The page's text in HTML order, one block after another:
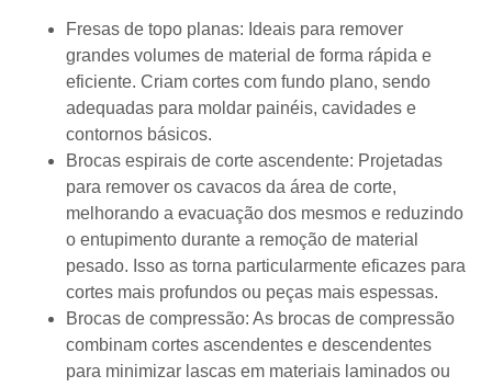
Fresas de topo planas: Ideais para remover
grandes volumes de material de forma rápida e
eficiente. Criam cortes com fundo plano, sendo
adequadas para moldar painéis, cavidades e
contornos básicos.
Brocas espirais de corte ascendente: Projetadas
para remover os cavacos da área de corte,
melhorando a evacuação dos mesmos e reduzindo
o entupimento durante a remoção de material
pesado. Isso as torna particularmente eficazes para
cortes mais profundos ou peças mais espessas.
Brocas de compressão: As brocas de compressão
combinam cortes ascendentes e descendentes
para minimizar lascas em materiais laminados ou